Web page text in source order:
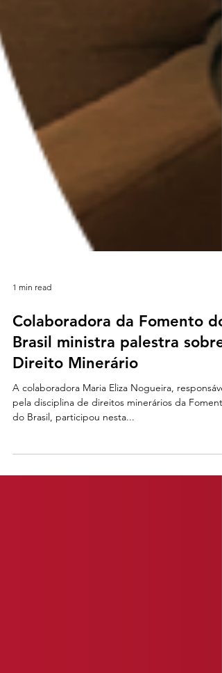
1 min read
Colaboradora da Fomento do
Brasil ministra palestra sobre
Direito Minerário
pela disciplina de direitos minerários da Fomento